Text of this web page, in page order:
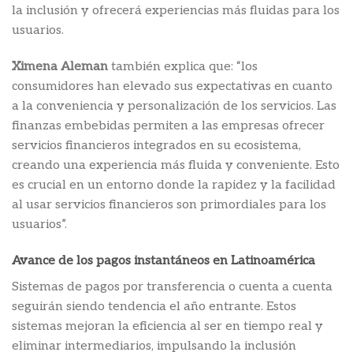
la inclusión y ofrecerá experiencias más fluidas para los
usuarios.
Ximena Aleman también explica que: “los
consumidores han elevado sus expectativas en cuanto
a la conveniencia y personalización de los servicios. Las
finanzas embebidas permiten a las empresas ofrecer
servicios financieros integrados en su ecosistema,
creando una experiencia más fluida y conveniente. Esto
es crucial en un entorno donde la rapidez y la facilidad
al usar servicios financieros son primordiales para los
usuarios”.
Avance de los pagos instantáneos en Latinoamérica
Sistemas de pagos por transferencia o cuenta a cuenta
seguirán siendo tendencia el año entrante. Estos
sistemas mejoran la eficiencia al ser en tiempo real y
eliminar intermediarios, impulsando la inclusión